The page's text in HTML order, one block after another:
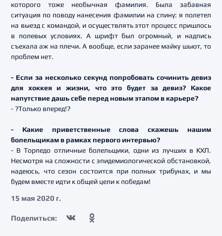
которого тоже необычная фамилия. Была забавная
ситуация по поводу нанесения фамилии на спину: я полетел
на выезд с командой, и осуществлять этот процесс пришлось
в полевых условиях. А шрифт был огромный, и надпись
съехала аж на плечи. А вообще, если заранее майку шьют, то
проблем нет.
- Если за несколько секунд попробовать сочинить девиз
для хоккея и жизни, что это будет за девиз? Какое
напутствие дашь себе перед новым этапом в карьере?
- ?Только вперед!?
- Какие приветственные слова скажешь нашим
болельщикам в рамках первого интервью?
- В Торпедо отличные болельщики, одни из лучших в КХЛ.
Несмотря на сложности с эпидемиологической обстановкой,
надеюсь, что сезон состоится при полных трибунах, и мы
будем вместе идти к общей цели к победам!
15 мая 2020 г.
Поделиться: